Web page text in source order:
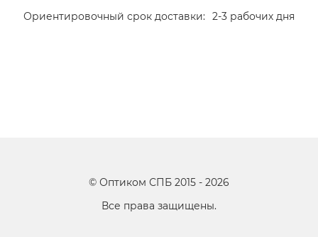
Ориентировочный срок доставки: 2-3 рабочих дня
© Оптиком СПБ 2015 - 2026
Все права защищены.